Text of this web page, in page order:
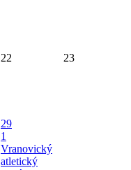
22 23
29
1
Vranovický
atletický